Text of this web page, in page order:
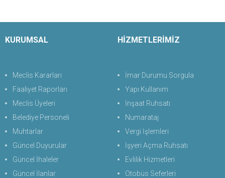
KURUMSAL
Meclis Kararları
Faaliyet Raporları
Meclis Üyeleri
Belediye Personeli
Muhtarlar
Güncel Duyurular
Güncel İhaleler
Güncel İlanlar
HİZMETLERİMİZ
İmar Durumu Sorgula
Yapı Kullanım
İnşaat Ruhsatı
Numarataj
Vergi İşlemleri
İşyeri Açma Ruhsatı
Evlilik Hizmetleri
Otobüs Seferleri